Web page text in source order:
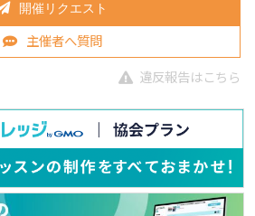
開催リクエスト
主催者へ質問
違反報告はこちら